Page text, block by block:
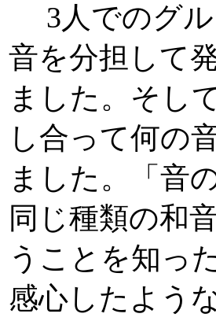
3人でのグル
音を分担して
ました。そし
し合って何の
ました。「音
同じ種類の和
うことを知っ
感心したよう